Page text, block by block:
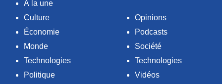
À la une
Culture
Économie
Monde
Technologies
Politique
Opinions
Podcasts
Société
Technologies
Vidéos